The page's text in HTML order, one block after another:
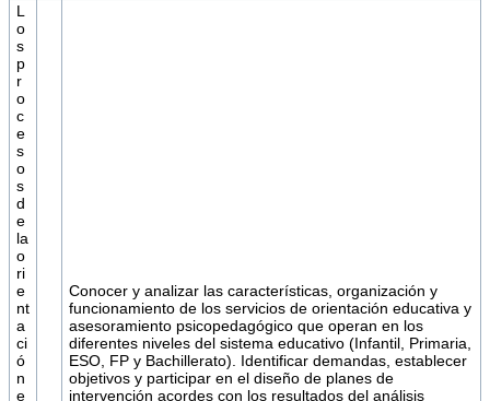
L
o
s
p
r
o
c
e
s
o
s
d
e
la
o
ri
e
nt
a
ci
ó
n
e
Conocer y analizar las características, organización y
funcionamiento de los servicios de orientación educativa y
asesoramiento psicopedagógico que operan en los
diferentes niveles del sistema educativo (Infantil, Primaria,
ESO, FP y Bachillerato). Identificar demandas, establecer
objetivos y participar en el diseño de planes de
intervención acordes con los resultados del análisis